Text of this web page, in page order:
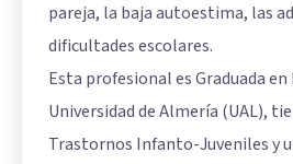
pareja, la baja autoestima, las
dificultades escolares.
Esta profesional es Graduada
Universidad de Almería (UAL),
Trastornos Infanto-Juveniles y